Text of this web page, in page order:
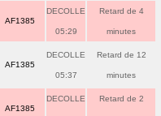
AF1385
DECOLLE
05:29
Retard de 4
minutes
AF1385
DECOLLE
05:37
Retard de 12
minutes
AF1385
DECOLLE Retard de 2